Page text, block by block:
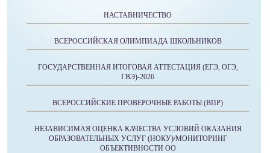
НАСТАВНИЧЕСТВО
ВСЕРОССИЙСКАЯ ОЛИМПИАДА ШКОЛЬНИКОВ
ГОСУДАРСТВЕННАЯ ИТОГОВАЯ АТТЕСТАЦИЯ (ЕГЭ, ОГЭ,
ГВЭ)-2026
ВСЕРОССИЙСКИЕ ПРОВЕРОЧНЫЕ РАБОТЫ (ВПР)
НЕЗАВИСИМАЯ ОЦЕНКА КАЧЕСТВА УСЛОВИЙ ОКАЗАНИЯ
ОБРАЗОВАТЕЛЬНЫХ УСЛУГ (НОКУ)/МОНИТОРИНГ
ОБЪЕКТИВНОСТИ ОО